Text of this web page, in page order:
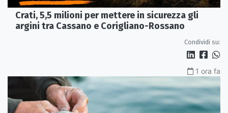
Crati, 5,5 milioni per mettere in sicurezza gli
argini tra Cassano e Corigliano-Rossano
Condividi su:
1 ora fa